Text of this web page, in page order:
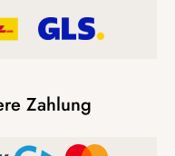
Zahlung